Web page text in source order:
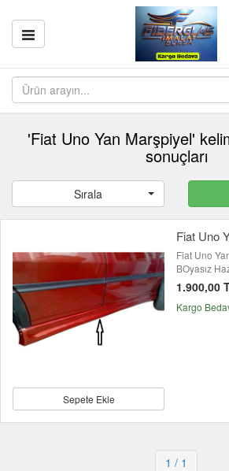
'Fiat Uno Yan Marşpiyel'
sonuçları
Sırala
Sepete Ekle
Fiat Uno
Fiat Uno
BOyasız
1.900,00
Kargo
1 / 1